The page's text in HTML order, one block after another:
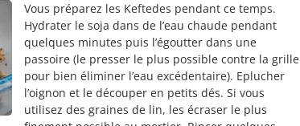
Vous préparez les Keftedes pendant ce temps.
Hydrater le soja dans de l’eau chaude pendant
quelques minutes puis l’égoutter dans une
passoire (le presser le plus possible contre la grille
pour bien éliminer l’eau excédentaire). Eplucher
l’oignon et le découper en petits dés. Si vous
utilisez des graines de lin, les écraser le plus